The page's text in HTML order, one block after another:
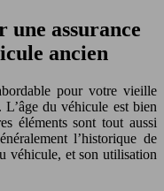
assurance
ancien
pour votre vieille
du véhicule est bien
éléments sont tout aussi
l’historique de
véhicule, et son utilisation